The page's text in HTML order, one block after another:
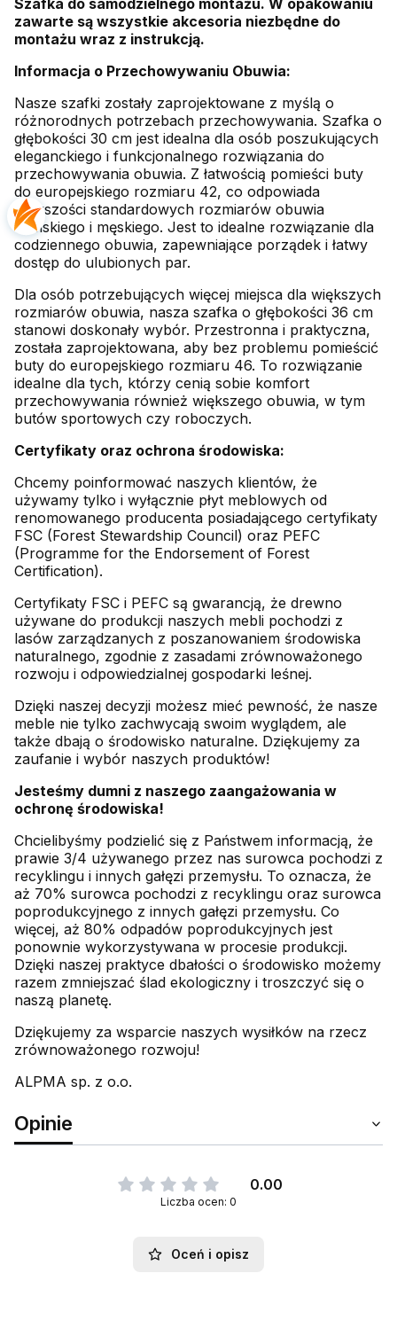
zawarte są wszystkie akcesoria niezbędne do
montażu wraz z instrukcją.
Informacja o Przechowywaniu Obuwia:
Nasze szafki zostały zaprojektowane z myślą o
różnorodnych potrzebach przechowywania. Szafka o
głębokości 30 cm jest idealna dla osób poszukujących
eleganckiego i funkcjonalnego rozwiązania do
przechowywania obuwia. Z łatwością pomieści buty
do europejskiego rozmiaru 42, co odpowiada
większości standardowych rozmiarów obuwia
damskiego i męskiego. Jest to idealne rozwiązanie dla
codziennego obuwia, zapewniające porządek i łatwy
dostęp do ulubionych par.
Dla osób potrzebujących więcej miejsca dla większych
rozmiarów obuwia, nasza szafka o głębokości 36 cm
stanowi doskonały wybór. Przestronna i praktyczna,
została zaprojektowana, aby bez problemu pomieścić
buty do europejskiego rozmiaru 46. To rozwiązanie
idealne dla tych, którzy cenią sobie komfort
przechowywania również większego obuwia, w tym
butów sportowych czy roboczych.
Certyfikaty oraz ochrona środowiska:
Chcemy poinformować naszych klientów, że
używamy tylko i wyłącznie płyt meblowych od
renomowanego producenta posiadającego certyfikaty
FSC (Forest Stewardship Council) oraz PEFC
(Programme for the Endorsement of Forest
Certification).
Certyfikaty FSC i PEFC są gwarancją, że drewno
używane do produkcji naszych mebli pochodzi z
lasów zarządzanych z poszanowaniem środowiska
naturalnego, zgodnie z zasadami zrównoważonego
rozwoju i odpowiedzialnej gospodarki leśnej.
Dzięki naszej decyzji możesz mieć pewność, że nasze
meble nie tylko zachwycają swoim wyglądem, ale
także dbają o środowisko naturalne. Dziękujemy za
zaufanie i wybór naszych produktów!
Jesteśmy dumni z naszego zaangażowania w
ochronę środowiska!
Chcielibyśmy podzielić się z Państwem informacją, że
prawie 3/4 używanego przez nas surowca pochodzi z
recyklingu i innych gałęzi przemysłu. To oznacza, że
aż 70% surowca pochodzi z recyklingu oraz surowca
poprodukcyjnego z innych gałęzi przemysłu. Co
więcej, aż 80% odpadów poprodukcyjnych jest
ponownie wykorzystywana w procesie produkcji.
Dzięki naszej praktyce dbałości o środowisko możemy
razem zmniejszać ślad ekologiczny i troszczyć się o
naszą planetę.
Dziękujemy za wsparcie naszych wysiłków na rzecz
zrównoważonego rozwoju!
ALPMA sp. z o.o.
Opinie
0.00
Liczba ocen: 0
Oceń i opisz